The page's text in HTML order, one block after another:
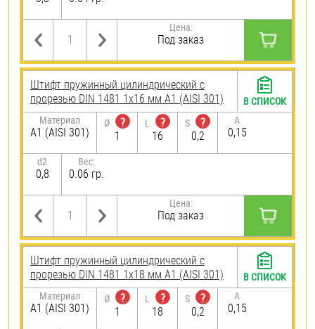
Цена:
Под заказ
Штифт пружинный цилиндрический с
прорезью DIN 1481 1х16 мм А1 (AISI 301)
Материал
А1 (AISI 301)
Ø
?
1
L
?
16
S
?
0,2
A
0,15
d2
0,8
Вес:
0.06 гр.
Цена:
Под заказ
В СПИСОК
Штифт пружинный цилиндрический с
прорезью DIN 1481 1х18 мм А1 (AISI 301)
Материал
А1 (AISI 301)
Ø
?
1
L
?
18
S
?
0,2
A
0,15
В СПИСОК